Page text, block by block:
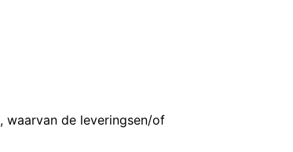
waarvan de leveringsen/of